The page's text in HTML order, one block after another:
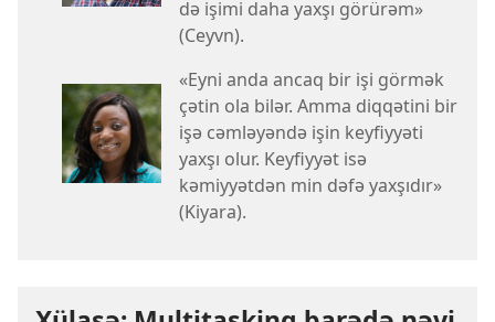
də işimi daha yaxşı görürəm»
(Ceyvn).
«Eyni anda ancaq bir işi görmək
çətin ola bilər. Amma diqqətini bir
işə cəmləyəndə işin keyfiyyəti
yaxşı olur. Keyfiyyət isə
kəmiyyətdən min dəfə yaxşıdır»
(Kiyara).